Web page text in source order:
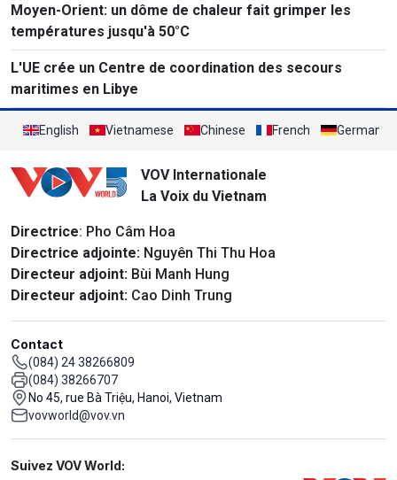
Moyen-Orient: un dôme de chaleur fait grimper les
températures jusqu'à 50°C
L'UE crée un Centre de coordination des secours
maritimes en Libye
English Vietnamese Chinese French German
VOV Internationale
La Voix du Vietnam
Directrice: Pho Câm Hoa
Directrice adjointe: Nguyên Thi Thu Hoa
Directeur adjoint: Bùi Manh Hung
Directeur adjoint: Cao Dinh Trung
Contact
(084) 24 38266809
(084) 38266707
No 45, rue Bà Triệu, Hanoi, Vietnam
vovworld@vov.vn
Mạng xã hội
Suivez VOV World: